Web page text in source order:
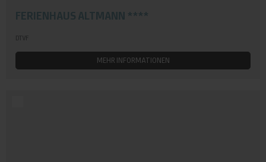
FERIENHAUS ALTMANN ****
DTVF
MEHR INFORMATIONEN